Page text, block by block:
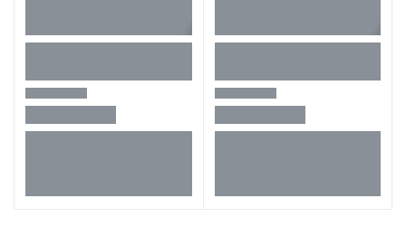
Specificații
acumulator 12 V | 2 Ah